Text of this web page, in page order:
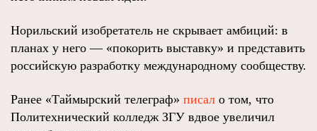
Норильский изобретатель не скрывает амбиций: в
планах у него — «покорить выставку» и представить
российскую разработку международному сообществу.
Ранее «Таймырский телеграф» писал о том, что
Политехнический колледж ЗГУ вдвое увеличил